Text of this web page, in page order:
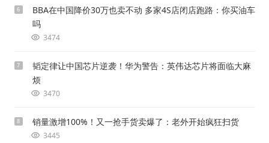
6
BBA在中国降价30万也卖不动 多家4S店闭店跑路：你买油车
吗
3474
7
韬定律让中国芯片逆袭！华为警告：英伟达芯片将面临大麻
烦
3470
8 销量激增100%！又一抢手货卖爆了：老外开始疯狂扫货
3445